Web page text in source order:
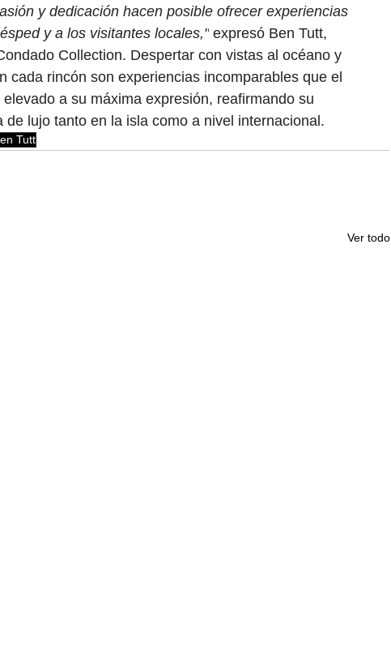
y dedicación hacen posible ofrecer experiencias
y a los visitantes locales," expresó Ben Tutt,
Collection. Despertar con vistas al océano y
cada rincón son experiencias incomparables que el
a su máxima expresión, reafirmando su
de lujo tanto en la isla como a nivel internacional.
Tutt
Ver todo